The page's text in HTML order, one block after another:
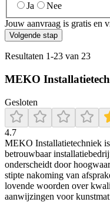
Ja
Nee
Jouw aanvraag is gratis en
Volgende stap
Resultaten 1-23 van 23
MEKO
Gesloten
4.7
MEKO Installatietechniek
betrouwbaar
onderscheidt door
stipte nakoming van
lovende woorden over
aanwijzingen voor